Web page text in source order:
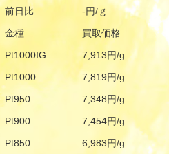
前日比
-円/ｇ
金種
買取価格
Pt1000IG
7,913円/g
Pt1000
7,819円/g
Pt950
7,348円/g
Pt900
7,454円/g
Pt850
6,983円/g